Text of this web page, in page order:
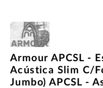
Armour APCSL -
Acústica Slim C/
Jumbo) APCSL -